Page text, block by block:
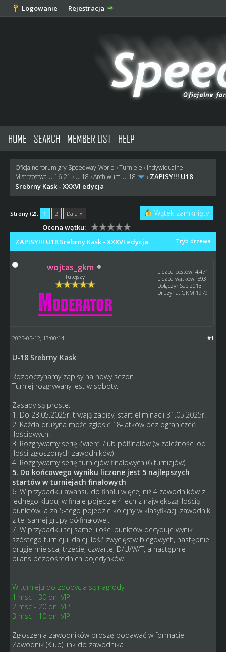
Logowanie Rejestracja
HOME SEARCH MEMBER LIST HELP
Oficjalne forum gry Speedway-World ›Turnieje › Indywidualne
Mistrzostwa U 16-21 › U-18 ›Archiwum U-18 › ZAPISY!!! U18
Srebrny Kask - XXXVI edycja
Strony (2): 1 2 Dalej » Wątek zamknięty
Ocena wątku:
Tryb drzewa
ZAPISY!!! U18 Srebrny Kask - XXXVI edycja
wojtas_gkm
Tutejszy
Liczba postów: 4,471
Liczba wątków: 593
Dołączył: Sep 2013
Drużyna: GKM 1979
#1
2025-05-12, 13:00:14
U-18 Srebrny Kask
Rozpoczynamy zapisy na nowy sezon.
Turniej rozgrywany jest w soboty.
Zasady są proste:
1. Do 23.05.2025r. trwają zapisy, start eliminacji 31.05.2025r.
2. Każda drużyna może zgłosić 18-latków bez ograniczeń
ilościowych.
3. Rozgrywamy serię ćwierć i/lub półfinałów (w zależności od
ilości zgłoszonych zawodników)
4. Rozgrywamy serię turniejów finałowych (6 turniejów)
5. Do końcowego wyniku liczone jest 5 najlepszych
startów w turniejach finałowych
6. W przypadku awansu do finału więcej niż 4 zawodników z
jednego klubu, w finale pojedzie 4-ech z największą ilością
punktów, a za 5-tego pojedzie kolejny w klasyfikacji zawodnik
z tej samej grupy półfinałowej.
7. W przypadku tej samej ilości punktów decyduje wynik
szóstego turnieju, dalej ilość zwycięstw biegowych, następnie
drugie miejsca, trzecie, czwarte, D/U/W/T, a następnie
bilans bezpośrednich pojedynków.
W turnieju do zdobycia są nagrody:
1 msc - 30 dni VIP
2 msc - 20 dni VIP
3 msc - 10 dni VIP
Zgłoszenia zawodników proszę podawać w formacie
Zawodnik (Klub) link do zawodnika